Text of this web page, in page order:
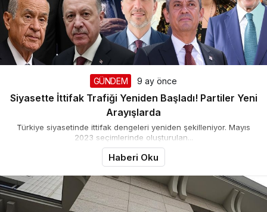
GÜNDEM 9 ay önce
Siyasette İttifak Trafiği Yeniden Başladı! Partiler Yeni
Arayışlarda
Türkiye siyasetinde ittifak dengeleri yeniden şekilleniyor. Mayıs
2023 seçimlerinde oluşturulan...
Haberi Oku